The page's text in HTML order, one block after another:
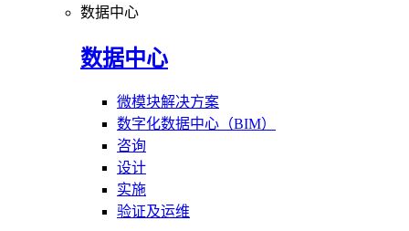
数据中心
数据中心
微模块解决方案
数字化数据中心（BIM）
咨询
设计
实施
验证及运维